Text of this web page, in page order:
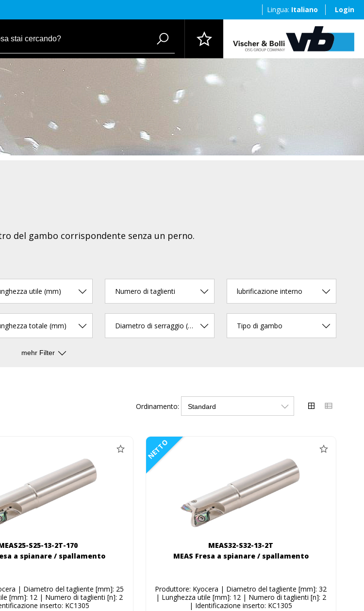
Lingua: Italiano Login
del gambo corrispondente senza un perno.
utile (mm) Numero di taglienti lubrificazione interno
totale (mm) Diametro di serraggio (mm) Tipo di gambo
mehr Filter
Ordinamento:
S25-13-2T-170
a spianare / spallamento
| Diametro del tagliente [mm]: 25
[mm]: 12 | Numero di taglienti [n]: 2
inserto: KC1305
NETTO
MEAS32-S32-13-2T
MEAS Fresa a spianare / spallamento
Produttore: Kyocera | Diametro del tagliente [mm]: 32
| Lunghezza utile [mm]: 12 | Numero di taglienti [n]: 2
| Identificazione inserto: KC1305